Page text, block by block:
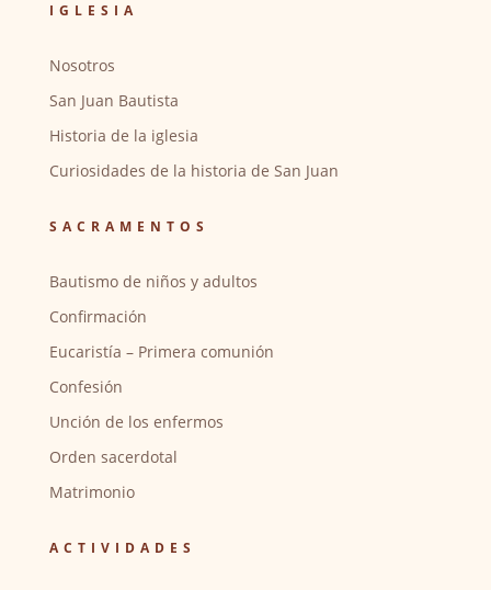
IGLESIA
Nosotros
San Juan Bautista
Historia de la iglesia
Curiosidades de la historia de San Juan
SACRAMENTOS
Bautismo de niños y adultos
Confirmación
Eucaristía – Primera comunión
Confesión
Unción de los enfermos
Orden sacerdotal
Matrimonio
ACTIVIDADES